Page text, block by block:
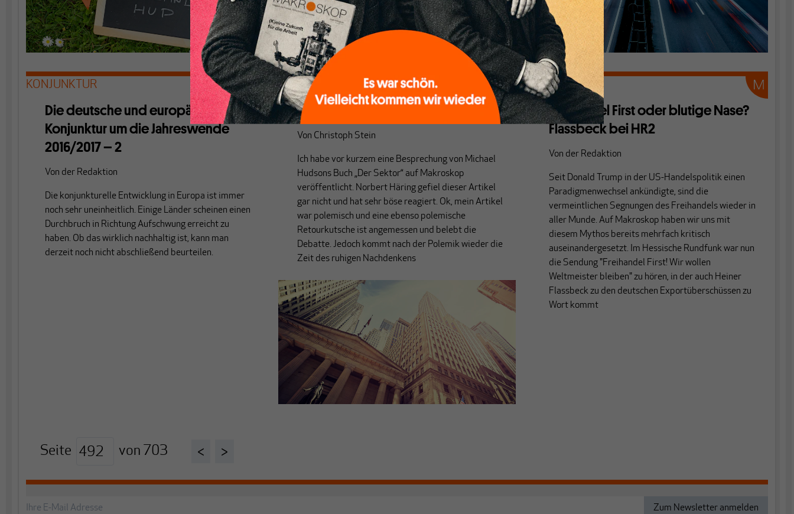
KONJUNKTUR
Die deutsche und europäische
Konjunktur um die Jahreswende
2016/2017 – 2
Von der Redaktion
Die konjunkturelle Entwicklung in Europa ist immer
noch sehr uneinheitlich. Einige Länder scheinen einen
Durchbruch in Richtung Aufschwung erreicht zu
haben. Ob das wirklich nachhaltig ist, kann man
derzeit noch nicht abschließend beurteilen.
KOMMENTAR
Ein Wort zur Güte
Von Christoph Stein
Ich habe vor kurzem eine Besprechung von Michael
Hudsons Buch „Der Sektor“ auf Makroskop
veröffentlicht. Norbert Häring gefiel dieser Artikel
gar nicht und hat sehr böse reagiert. Ok, mein Artikel
war polemisch und eine ebenso polemische
Retourkutsche ist angemessen und belebt die
Debatte. Jedoch kommt nach der Polemik wieder die
Zeit des ruhigen Nachdenkens
AUDIO
Freihandel First oder blutige Nase?
Flassbeck bei HR2
Von der Redaktion
Seit Donald Trump in der US-Handelspolitik einen
Paradigmenwechsel ankündigte, sind die
vermeintlichen Segnungen des Freihandels wieder in
aller Munde. Auf Makroskop haben wir uns mit
diesem Mythos bereits mehrfach kritisch
auseinandergesetzt. Im Hessische Rundfunk war nun
die Sendung "Freihandel First! Wir wollen
Weltmeister bleiben" zu hören, in der auch Heiner
Flassbeck zu den deutschen Exportüberschüssen zu
Wort kommt
Seite von 703 < >